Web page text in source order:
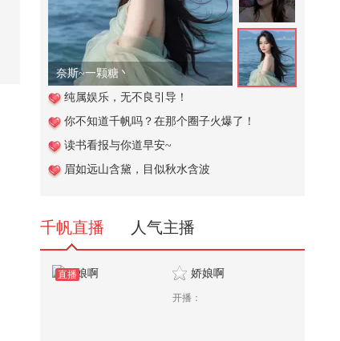
孩子吃荔枝会进ICU？@关凌 @付
虹医生 @妇产科王贵芳医生 @皮肤
科周...
10,248
魏凤和案、李尚福案一审宣判
57,290
从韩国西海岸到苗岭深山，文化与
热爱从不分国界，韩国忠清南道体
奈斯~一颗糖丶
纯属娱乐，无不良引导！
你不知道千帆吗？在那个圈子火爆了！
读书看报与你道早安~
眉如远山含黛，目似秋水含波
千帆直播 人气主播
直播 娇娘啊
开播：